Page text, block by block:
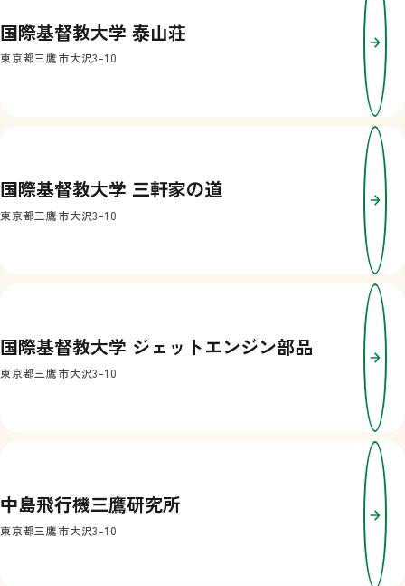
国際基督教大学 泰山荘
東京都三鷹市大沢3-10
国際基督教大学 三軒家の道
東京都三鷹市大沢3-10
国際基督教大学 ジェットエンジン部品
東京都三鷹市大沢3-10
中島飛行機三鷹研究所
東京都三鷹市大沢3-10